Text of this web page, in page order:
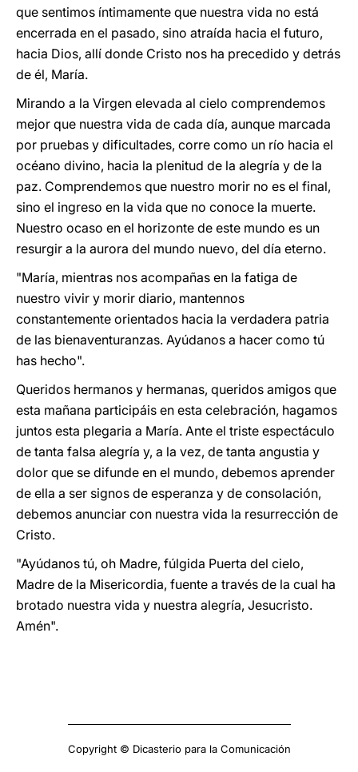
que sentimos íntimamente que nuestra vida no está
encerrada en el pasado, sino atraída hacia el futuro,
hacia Dios, allí donde Cristo nos ha precedido y detrás
de él, María.
Mirando a la Virgen elevada al cielo comprendemos
mejor que nuestra vida de cada día, aunque marcada
por pruebas y dificultades, corre como un río hacia el
océano divino, hacia la plenitud de la alegría y de la
paz. Comprendemos que nuestro morir no es el final,
sino el ingreso en la vida que no conoce la muerte.
Nuestro ocaso en el horizonte de este mundo es un
resurgir a la aurora del mundo nuevo, del día eterno.
"María, mientras nos acompañas en la fatiga de
nuestro vivir y morir diario, mantennos
constantemente orientados hacia la verdadera patria
de las bienaventuranzas. Ayúdanos a hacer como tú
has hecho".
Queridos hermanos y hermanas, queridos amigos que
esta mañana participáis en esta celebración, hagamos
juntos esta plegaria a María. Ante el triste espectáculo
de tanta falsa alegría y, a la vez, de tanta angustia y
dolor que se difunde en el mundo, debemos aprender
de ella a ser signos de esperanza y de consolación,
debemos anunciar con nuestra vida la resurrección de
Cristo.
"Ayúdanos tú, oh Madre, fúlgida Puerta del cielo,
Madre de la Misericordia, fuente a través de la cual ha
brotado nuestra vida y nuestra alegría, Jesucristo.
Amén".
Copyright © Dicasterio para la Comunicación